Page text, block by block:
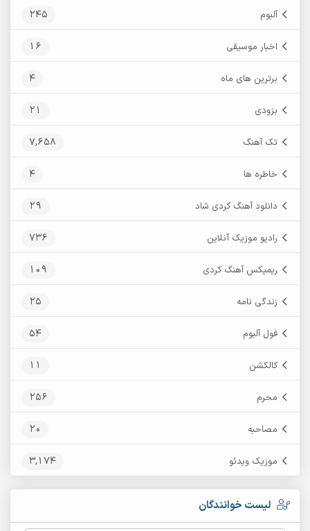
آلبوم 245
اخبار موسیقی 16
برترین های ماه 4
بزودی 21
تک آهنگ 7,658
خاطره ها 4
دانلود آهنگ کردی شاد 29
رادیو موزیک آنلاین 736
ریمیکس آهنگ کردی 109
زندگی نامه 25
فول آلبوم 54
کالکشن 11
محرم 256
مصاحبه 20
موزیک ویدئو 3,174
لیست خوانندگان